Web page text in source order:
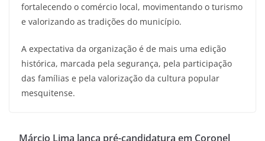
fortalecendo o comércio local, movimentando o turismo
e valorizando as tradições do município.
A expectativa da organização é de mais uma edição
histórica, marcada pela segurança, pela participação
das famílias e pela valorização da cultura popular
mesquitense.
Márcio Lima lança pré-candidatura em Coronel